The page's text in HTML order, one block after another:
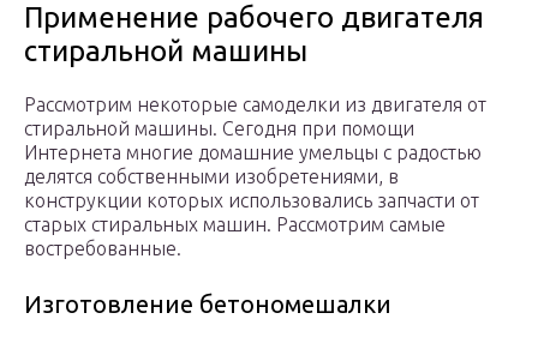
Применение рабочего двигателя
стиральной машины
Рассмотрим некоторые самоделки из двигателя от
стиральной машины. Сегодня при помощи
Интернета многие домашние умельцы с радостью
делятся собственными изобретениями, в
конструкции которых использовались запчасти от
старых стиральных машин. Рассмотрим самые
востребованные.
Изготовление бетономешалки